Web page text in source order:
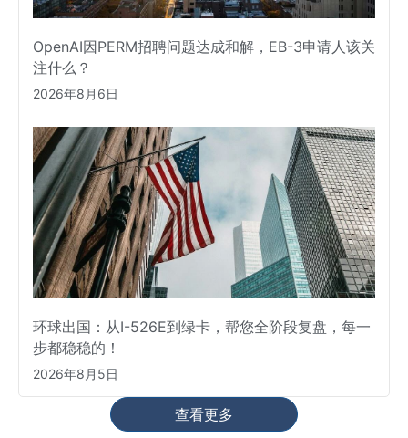
OpenAI因PERM招聘问题达成和解，EB-3申请人该关
注什么？
2026年8月6日
环球出国：从I-526E到绿卡，帮您全阶段复盘，每一
步都稳稳的！
2026年8月5日
查看更多